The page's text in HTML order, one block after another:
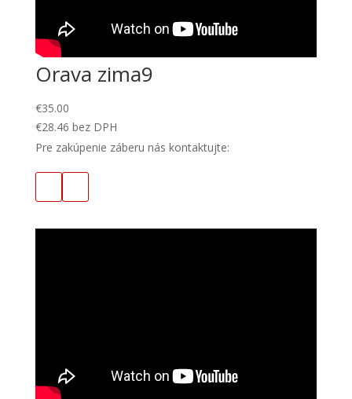
Orava zima9
€35.00
€28.46 bez DPH
Pre zakúpenie záberu nás kontaktujte: